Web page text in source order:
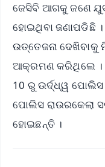
ଜେସିବି ଆଗକୁ ଜଣେ
ହୋଇଥିବା ଜଣାପଡିଛି
ଉତ୍ତେଜନା ଦେଖିବାକୁ
ଆକ୍ରମଣ କରିଥିଲେ ।
10 ରୁ ଉର୍ଦ୍ଧ୍ୱ
ପୋଲିସ ରାଉରକେଲା
ହୋଇଛନ୍ତି ।